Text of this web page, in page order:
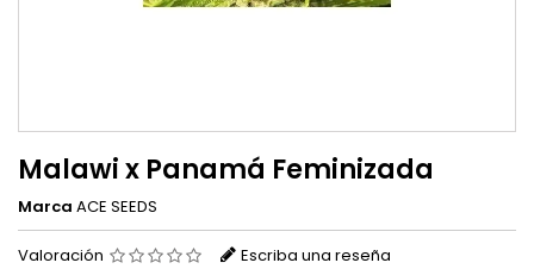
Malawi x Panamá Feminizada
Marca ACE SEEDS
Valoración Escriba una reseña